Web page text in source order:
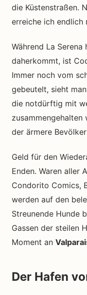
die Küstenstraßen.
erreiche ich endlich
Während La
daherkommt, ist
Immer noch vom
gebeutelt, sieht
die notdürftig mit
zusammengehalten
der ärmere
Geld für den
Enden. Waren aller
Condorito Comics,
werden auf den
Streunende Hunde
Gassen der steilen
Moment an
Der Hafen